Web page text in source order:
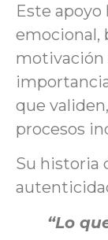
Este
emocional,
motivación
que
procesos
Su historia
“Lo